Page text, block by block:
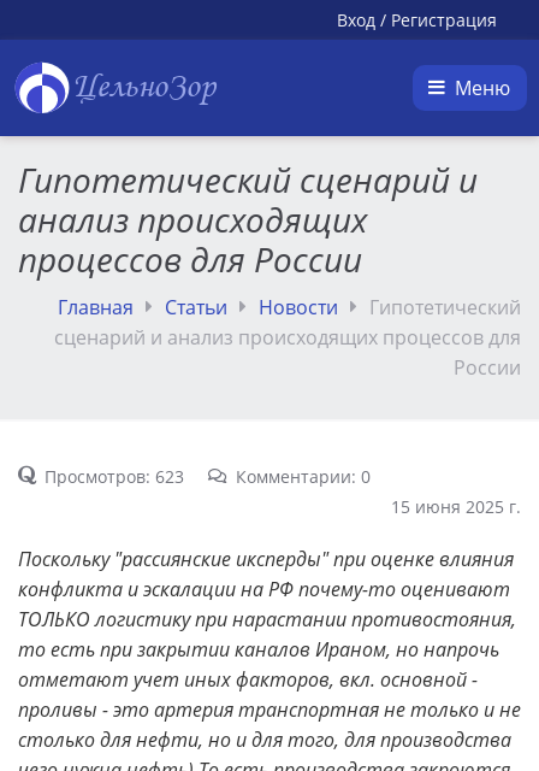
Вход / Регистрация
ЦельноЗор Меню
Гипотетический сценарий и
анализ происходящих
процессов для России
Главная Статьи Новости
Гипотетический
сценарий и анализ происходящих процессов для
России
Просмотров: 623
Комментарии: 0
15 июня 2025 г.
Поскольку "рассиянские иксперды" при оценке влияния
конфликта и эскалации на РФ почему-то оценивают
ТОЛЬКО логистику при нарастании противостояния,
то есть при закрытии каналов Ираном, но напрочь
отметают учет иных факторов, вкл. основной -
проливы - это артерия транспортная не только и не
столько для нефти, но и для того, для производства